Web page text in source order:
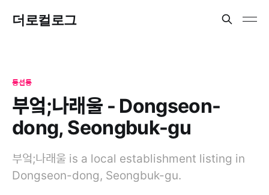
더로컬로그
동선동
부엌;나래울 - Dongseon-
dong, Seongbuk-gu
부엌;나래울 is a local establishment listing in
Dongseon-dong, Seongbuk-gu.